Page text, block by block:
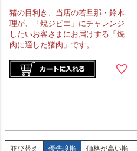
猪の目利き、当店の若旦那・鈴木
理が、「焼ジビエ」にチャレンジ
したいお客さまにお届けする「焼
肉に適した猪肉」です。
並び替え 優先度順 価格が高い順